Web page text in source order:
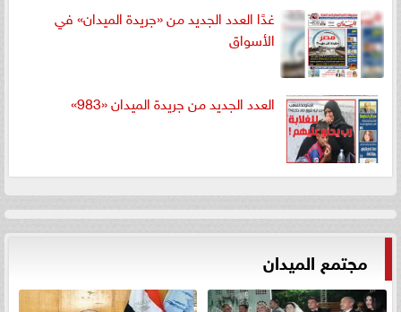
غدًا العدد الجديد من «جريدة الميدان» في
الأسواق
العدد الجديد من جريدة الميدان «983»
مجتمع الميدان